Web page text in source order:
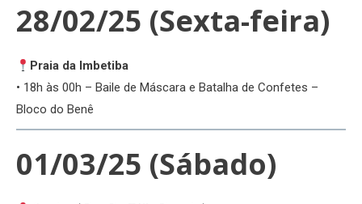
28/02/25 (Sexta-feira)
Praia da Imbetiba
• 18h às 00h – Baile de Máscara e Batalha de Confetes –
Bloco do Benê
01/03/25 (Sábado)